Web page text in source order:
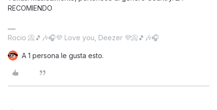
RECOMIENDO
Rocio 📀🎵🎶🎧💜 Love you, Deezer 💜📀🎵🎶🎧
A 1 persona le gusta esto.